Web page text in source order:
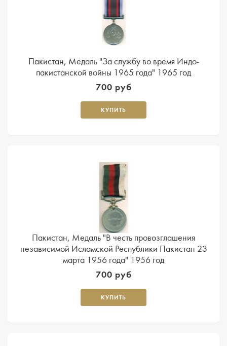
Пакистан, Медаль "За службу во время Индо-
пакистанской войны 1965 года" 1965 год
700 руб
КУПИТЬ
Пакистан, Медаль "В честь провозглашения
независимой Исламской Республики Пакистан 23
марта 1956 года" 1956 год
700 руб
КУПИТЬ